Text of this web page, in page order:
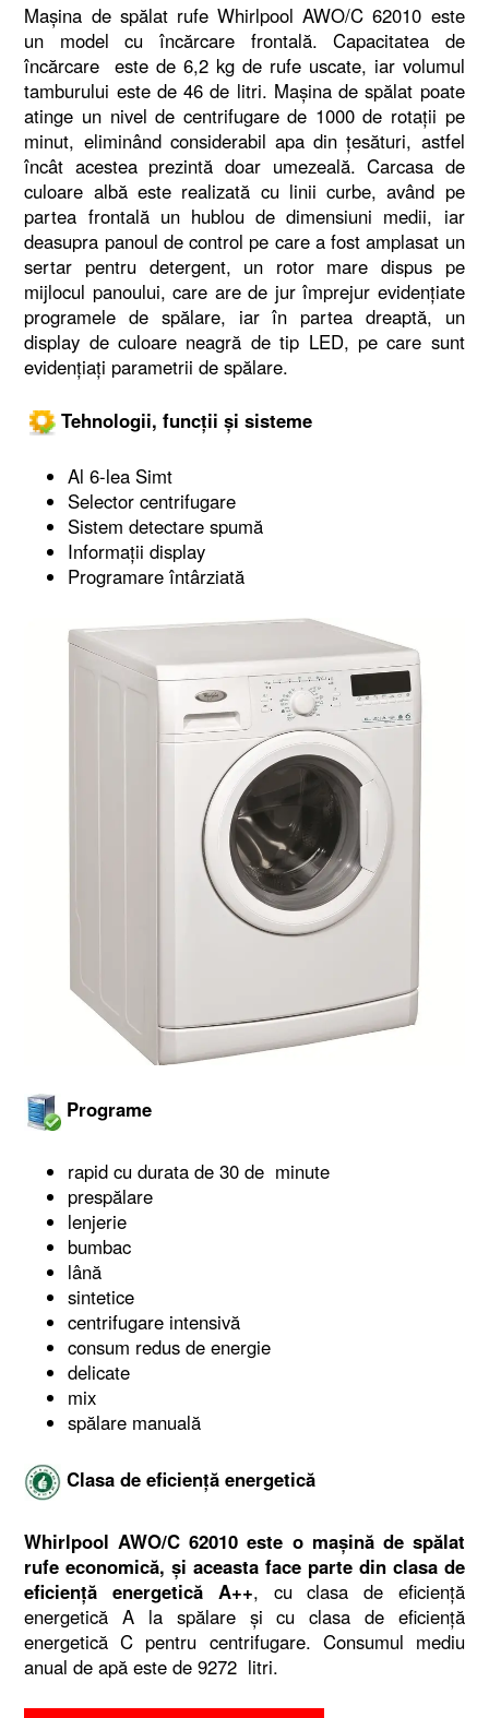
Mașina de spălat rufe Whirlpool AWO/C 62010 este
un model cu încărcare frontală. Capacitatea de
încărcare este de 6,2 kg de rufe uscate, iar volumul
tamburului este de 46 de litri. Mașina de spălat poate
atinge un nivel de centrifugare de 1000 de rotații pe
minut, eliminând considerabil apa din țesături, astfel
încât acestea prezintă doar umezeală. Carcasa de
culoare albă este realizată cu linii curbe, având pe
partea frontală un hublou de dimensiuni medii, iar
deasupra panoul de control pe care a fost amplasat un
sertar pentru detergent, un rotor mare dispus pe
mijlocul panoului, care are de jur împrejur evidențiate
programele de spălare, iar în partea dreaptă, un
display de culoare neagră de tip LED, pe care sunt
evidențiați parametrii de spălare.
Tehnologii, funcții și sisteme
Al 6-lea Simt
Selector centrifugare
Sistem detectare spumă
Informații display
Programare întârziată
Programe
rapid cu durata de 30 de minute
prespălare
lenjerie
bumbac
lână
sintetice
centrifugare intensivă
consum redus de energie
delicate
mix
spălare manuală
Clasa de eficiență energetică
Whirlpool AWO/C 62010 este o mașină de spălat
rufe economică, și aceasta face parte din clasa de
eficiență energetică A++, cu clasa de eficiență
energetică A la spălare și cu clasa de eficiență
energetică C pentru centrifugare. Consumul mediu
anual de apă este de 9272 litri.